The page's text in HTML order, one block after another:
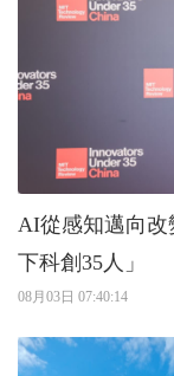
AI從感知邁向改
下科創35人」
08月03日 07:40:14